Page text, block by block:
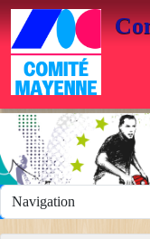
Panneau de gestion des